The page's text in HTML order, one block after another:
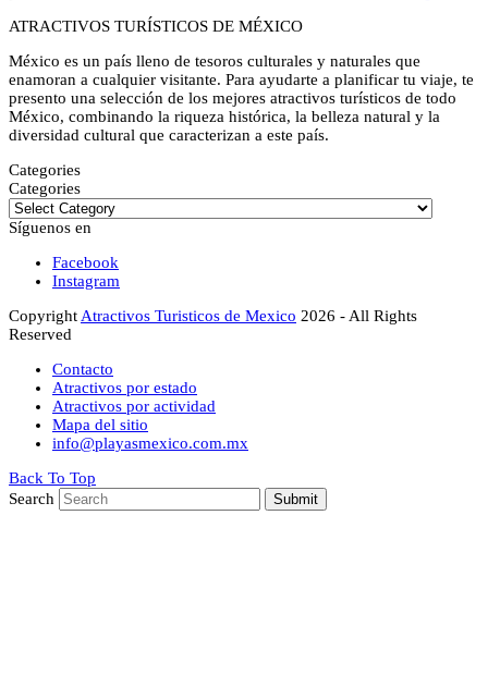
ATRACTIVOS TURÍSTICOS DE MÉXICO
México es un país lleno de tesoros culturales y naturales que
enamoran a cualquier visitante. Para ayudarte a planificar tu viaje, te
presento una selección de los mejores atractivos turísticos de todo
México, combinando la riqueza histórica, la belleza natural y la
diversidad cultural que caracterizan a este país.
Categories
Categories
Síguenos en
Facebook
Instagram
CopyrightAtractivos Turisticos de Mexico 2026 - All Rights
Reserved
Contacto
Atractivos por estado
Atractivos por actividad
Mapa del sitio
info@playasmexico.com.mx
Back To Top
Search
Submit